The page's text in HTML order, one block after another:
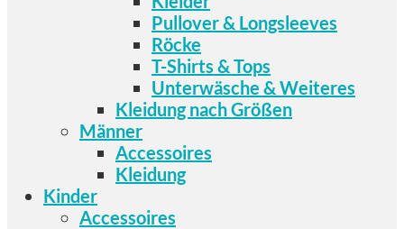
Pullover & Longsleeves
Röcke
T-Shirts & Tops
Unterwäsche & Weiteres
Kleidung nach Größen
Männer
Accessoires
Kleidung
Kinder
Accessoires